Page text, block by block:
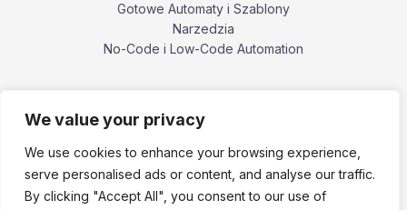
We value your privacy
We use cookies to enhance your browsing experience,
serve personalised ads or content, and analyse our traffic.
By clicking "Accept All", you consent to our use of
Gotowe Automaty i Szablony
Narzedzia
No-Code i Low-Code Automation
Poradniki i Tutoriale
Porownania i Alternatywy Narzedzi
Problemy, Bledy i Ograniczenia
ZennoPoster i ekosystem ZennoLab